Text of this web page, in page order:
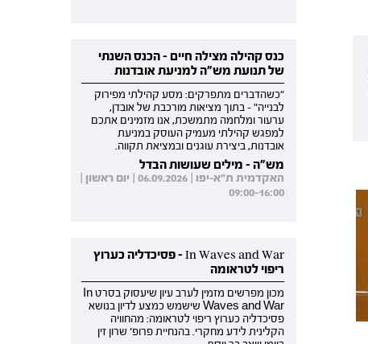
כנס קהילה מצילה חיים - הכנס השנתי
של תנועת מש"ה למניעת אובדנות
"כשהדברים מתפרקים: מסע קהילתי מפירוק
לבנייה" - בתוך מציאות מורכבת של אובדן,
ערעור ומלחמה מתמשכת, אנו מזמינים אתכם
למפגש קהילתי מעמיק העוסק במניעת
אובדנות, ביצירת עוגנים ובמציאת תקווה.
מש"ה - מילים שעושות הבדל
האקדמית ת"א-יפו | 06.09.2026 | יום ראשון |
09:00-16:00
In Waves and War - פסיכדליה כערוץ
ריפוי לטראומה
מכון מפרשים מזמין לערב עיון שיעסוק בסרט In
Waves and War שישמש כמצע לדיון בנושא
פסיכדליה כערוץ ריפוי לטראומה: מהחוויה
הקלינית לידע מחקרי. בהנחיית פרופ' שרון זין